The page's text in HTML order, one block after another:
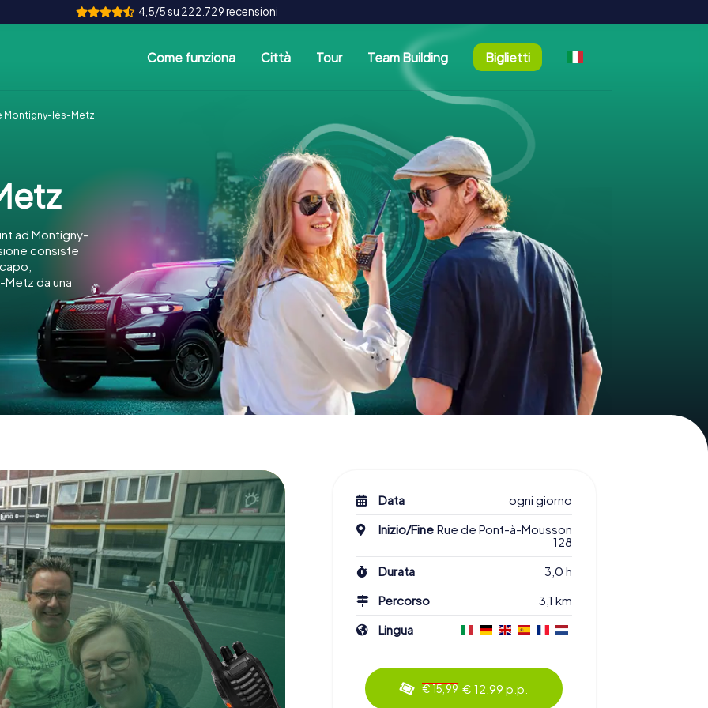
4,5/5 su 222.729 recensioni
Come funziona Città Tour Team Building Biglietti
Montigny-lès-Metz
ad Montigny-
consiste
da una
Data
ogni giorno
Inizio/Fine Rue de Pont-à-Mousson
128
Durata
3,0 h
Percorso
3,1 km
Lingua
€ 15,99 € 12,99 p.p.